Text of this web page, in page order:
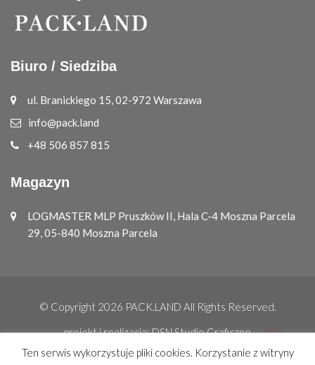
Biuro / Siedziba
ul. Branickiego 15, 02-972 Warszawa
info@pack.land
+48 506 857 815
Magazyn
LOGMASTER MLP Pruszków II, Hala C-4 Moszna Parcela
29, 05-840 Moszna Parcela
© Copyright 2026 PACK.LAND All Rights Reserved.
projekt i realizacja:DSN Studio Graficzne
Ten serwis wykorzystuje pliki cookies. Korzystanie z witryny